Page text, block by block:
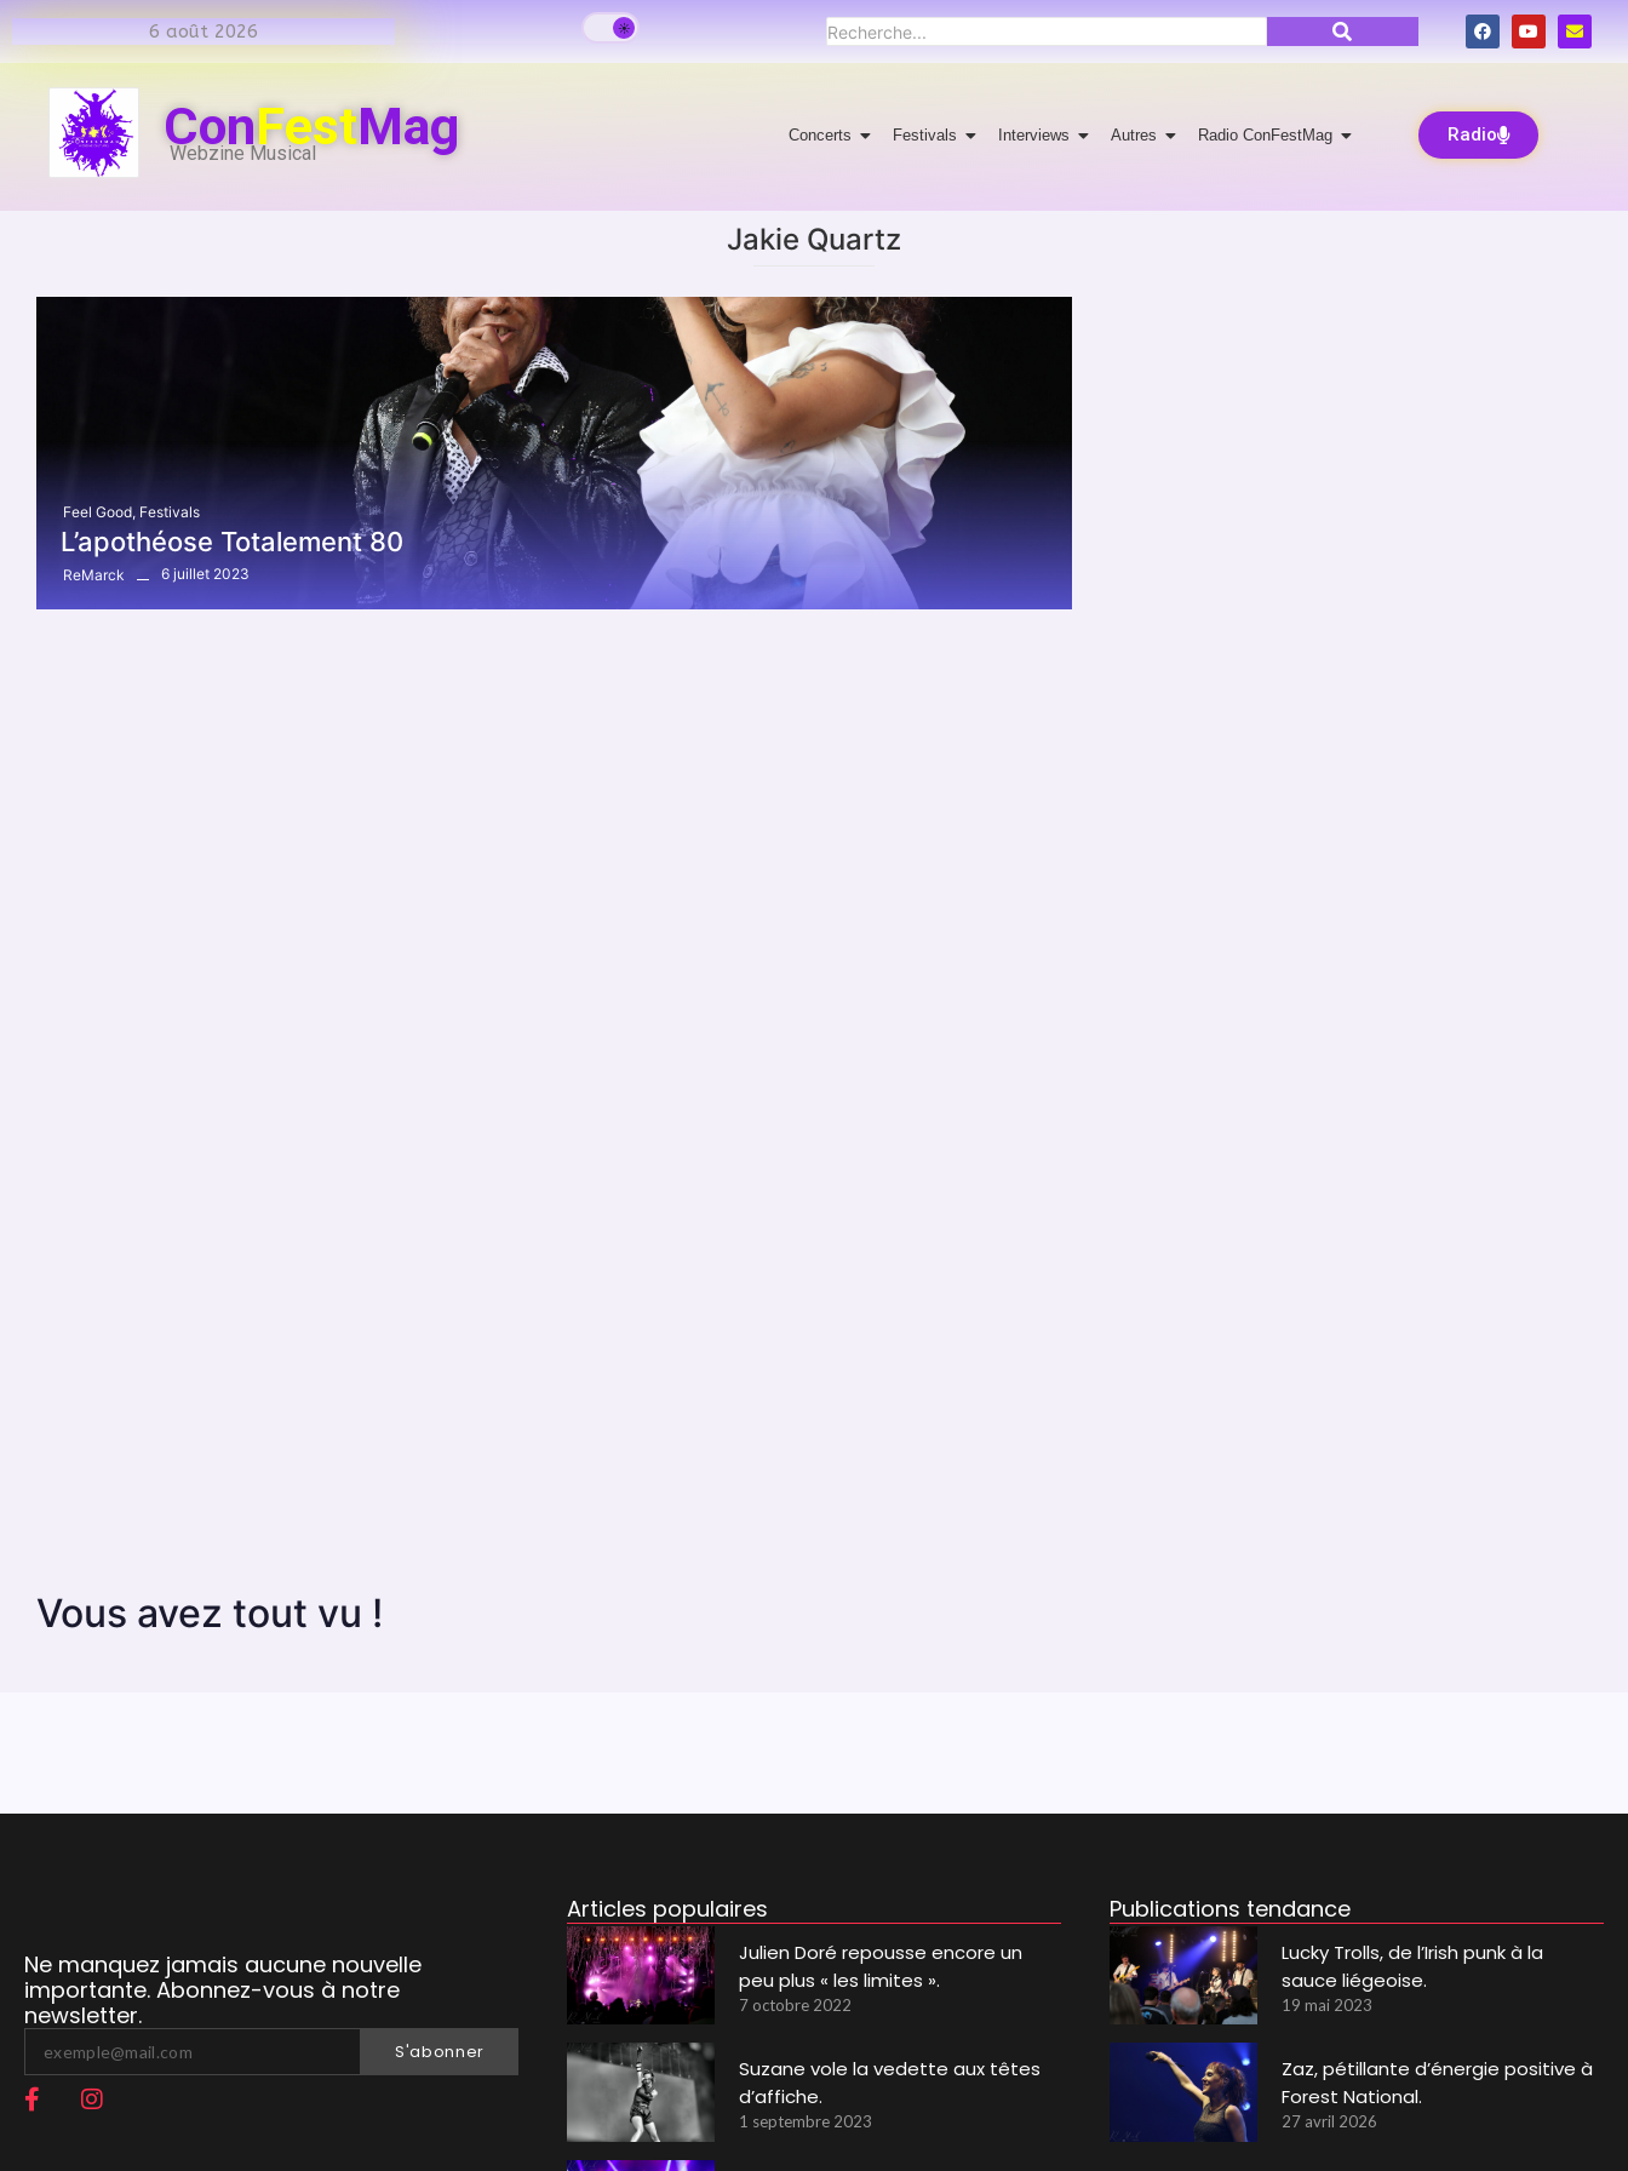
6 août 2026
ConFestMag
Webzine Musical
Concerts Festivals Interviews Autres Radio ConFestMag Radio
Jakie Quartz
Feel Good, Festivals
L’apothéose Totalement 80
ReMarck 6 juillet 2023
Vous avez tout vu !
Ne manquez jamais aucune nouvelle
importante. Abonnez-vous à notre
newsletter.
S'abonner
Articles populaires
Julien Doré repousse encore un
peu plus « les limites ».
7 octobre 2022
Suzane vole la vedette aux têtes
d’affiche.
1 septembre 2023
Publications tendance
Lucky Trolls, de l’Irish punk à la
sauce liégeoise.
19 mai 2023
Zaz, pétillante d’énergie positive à
Forest National.
27 avril 2026